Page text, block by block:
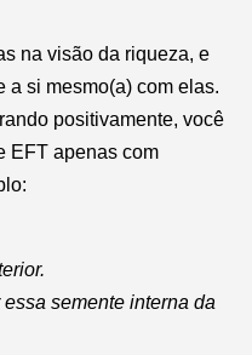
na visão da riqueza, e
a si mesmo(a) com elas.
positivamente, você
EFT apenas com
semente interna da